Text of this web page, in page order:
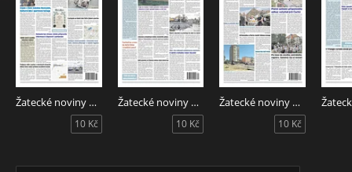
Žatecké noviny 32/2026
10 Kč
Žatecké noviny 31/2026
10 Kč
Žatecké noviny 30/2026
10 Kč